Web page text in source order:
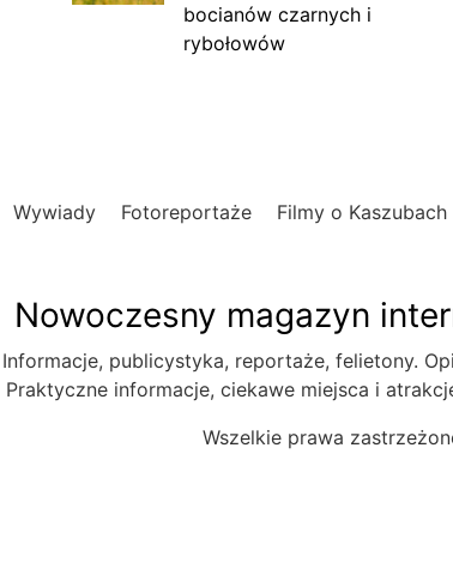
bocianów czarnych i
rybołowów
Wywiady Fotoreportaże Filmy o Kaszubach
Nowoczesny magazyn
Informacje, publicystyka, reportaże, felietony.
Praktyczne informacje, ciekawe miejsca i
Wszelkie prawa